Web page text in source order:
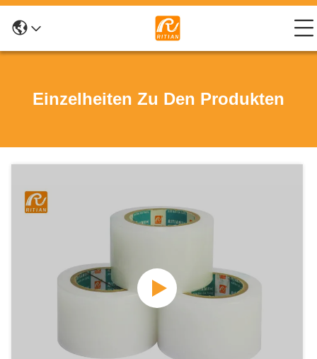
Einzelheiten Zu Den Produkten